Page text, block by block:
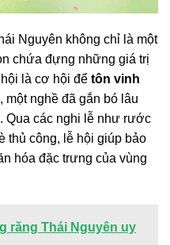
Nguyên không chỉ là một
chứa đựng những giá trị
là cơ hội để tôn vinh
, một nghề đã gắn bó lâu
các nghi lễ như rước
thủ công, lễ hội giúp bảo
hóa đặc trưng của vùng
răng Thái Nguyên uy